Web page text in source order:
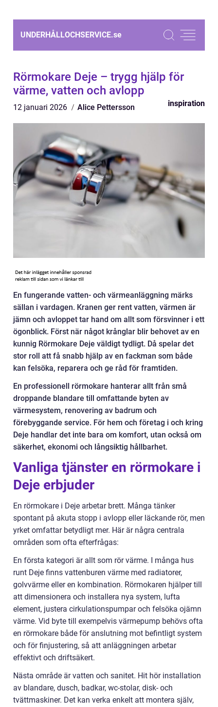
UNDERHÅLLOCHSERVICE.se
Rörmokare Deje – trygg hjälp för
värme, vatten och avlopp
12 januari 2026 Alice Pettersson inspiration
En fungerande vatten- och värmeanläggning märks
sällan i vardagen. Kranen ger rent vatten, värmen är
jämn och avloppet tar hand om allt som försvinner i ett
ögonblick. Först när något krånglar blir behovet av en
kunnig Rörmokare Deje väldigt tydligt. Då spelar det
stor roll att få snabb hjälp av en fackman som både
kan felsöka, reparera och ge råd för framtiden.
En professionell rörmokare hanterar allt från små
droppande blandare till omfattande byten av
värmesystem, renovering av badrum och
förebyggande service. För hem och företag i och kring
Deje handlar det inte bara om komfort, utan också om
säkerhet, ekonomi och långsiktig hållbarhet.
Vanliga tjänster en rörmokare i
Deje erbjuder
En rörmokare i Deje arbetar brett. Många tänker
spontant på akuta stopp i avlopp eller läckande rör, men
yrket omfattar betydligt mer. Här är några centrala
områden som ofta efterfrågas:
En första kategori är allt som rör värme. I många hus
runt Deje finns vattenburen värme med radiatorer,
golvvärme eller en kombination. Rörmokaren hjälper till
att dimensionera och installera nya system, lufta
element, justera cirkulationspumpar och felsöka ojämn
värme. Vid byte till exempelvis värmepump behövs ofta
en rörmokare både för anslutning mot befintligt system
och för finjustering, så att anläggningen arbetar
effektivt och driftsäkert.
Nästa område är vatten och sanitet. Hit hör installation
av blandare, dusch, badkar, wc-stolar, disk- och
tvättmaskiner. Det kan verka enkelt att montera själv,